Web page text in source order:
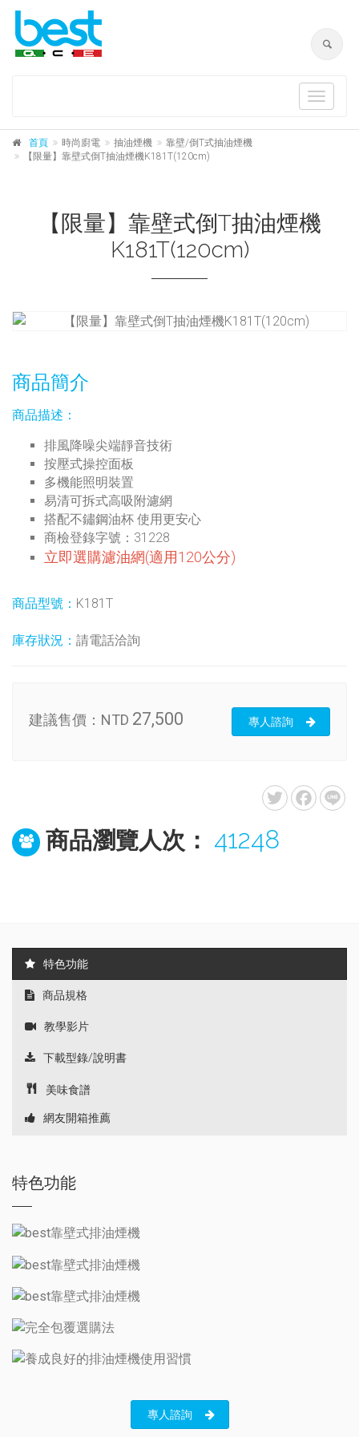
Toggle
首頁 時尚廚電 抽油煙機
靠壁/倒T式抽油煙機
【限量】靠壁式倒T抽油煙機K181T(120cm)
【限量】靠壁式倒T抽油煙機
K181T(120cm)
商品簡介
商品描述：
排風降噪尖端靜音技術
按壓式操控面板
多機能照明裝置
易清可拆式高吸附濾網
搭配不鏽鋼油杯 使用更安心
商檢登錄字號：31228
立即選購濾油網(適用120公分)
商品型號： K181T
庫存狀況： 請電話洽詢
建議售價： NTD 27,500 專人諮詢
商品瀏覽人次： 41248
特色功能
商品規格
教學影片
下載型錄/說明書
美味食譜
網友開箱推薦
特色功能
專人諮詢